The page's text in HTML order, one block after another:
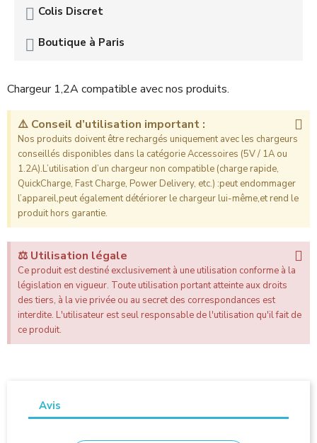
Colis Discret
Boutique à Paris
Chargeur 1,2A compatible avec nos produits.
⚠️ Conseil d’utilisation important :
Nos produits doivent être rechargés uniquement avec les chargeurs
conseillés disponibles dans la catégorie Accessoires (5V / 1A ou
1.2A).L’utilisation d’un chargeur non compatible (charge rapide,
QuickCharge, Fast Charge, Power Delivery, etc.) :peut endommager
l’appareil,peut également détériorer le chargeur lui-même,et rend le
produit hors garantie.
⚖️ Utilisation légale
Ce produit est destiné exclusivement à une utilisation conforme à la
législation en vigueur. Toute utilisation portant atteinte aux droits
des tiers, à la vie privée ou au secret des correspondances est
interdite. L'utilisateur est seul responsable de l'utilisation qu'il fait de
ce produit.
Avis